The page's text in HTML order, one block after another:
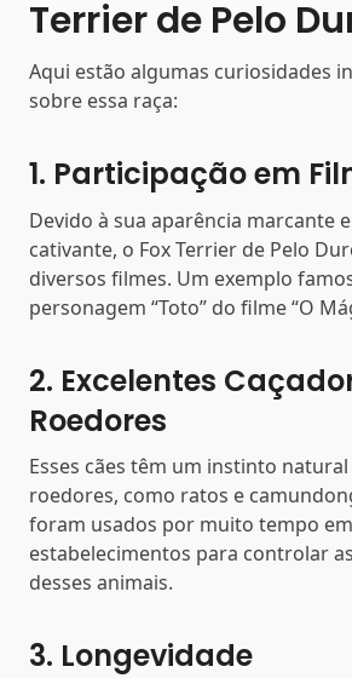
Terrier de Pelo
Aqui estão algumas curiosidades
sobre essa raça:
1. Participação em
Devido à sua aparência marcante
cativante, o Fox Terrier de Pelo
diversos filmes. Um exemplo
personagem “Toto” do filme “O
2. Excelentes
Roedores
Esses cães têm um instinto
roedores, como ratos e
foram usados por muito tempo
estabelecimentos para controlar
desses animais.
3. Longevidade